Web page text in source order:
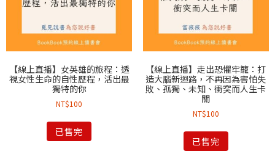
【線上直播】女英雄的旅程：透
視女性生命的自性歷程，活出最
獨特的你
NT$100
已售完
【線上直播】走出恐懼牢籠：打
造大腦新迴路，不再因為害怕失
敗、孤獨、未知、衝突而人生卡
關
NT$100
已售完